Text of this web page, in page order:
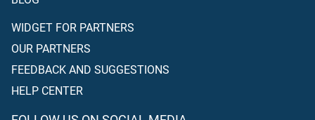
WIDGET FOR PARTNERS
OUR PARTNERS
FEEDBACK AND SUGGESTIONS
HELP CENTER